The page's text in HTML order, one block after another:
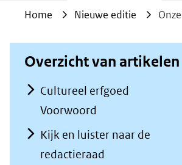
worden
toegestaan
geweigerd.
Home Nieuwe editie
Overzicht van artikelen
Cultureel erfgoed
Voorwoord
Kijk en luister naar de
redactieraad